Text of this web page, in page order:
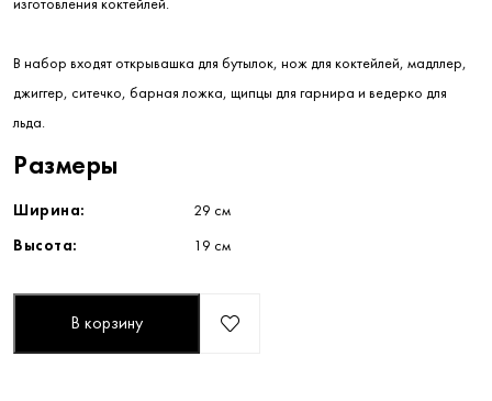
изготовления коктейлей.
В набор входят открывашка для бутылок, нож для коктейлей, мадллер,
джиггер, ситечко, барная ложка, щипцы для гарнира и ведерко для
льда.
Размеры
Ширина: 29 см
Высота: 19 см
В корзину